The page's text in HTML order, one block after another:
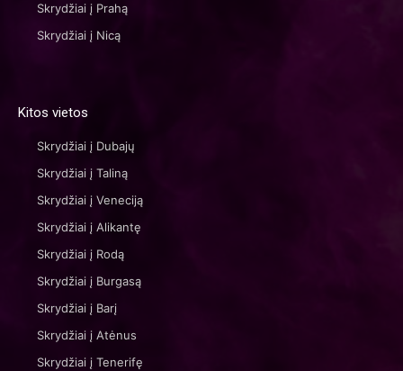
Skrydžiai į Prahą
Skrydžiai į Nicą
Kitos vietos
Skrydžiai į Dubajų
Skrydžiai į Taliną
Skrydžiai į Veneciją
Skrydžiai į Alikantę
Skrydžiai į Rodą
Skrydžiai į Burgasą
Skrydžiai į Barį
Skrydžiai į Atėnus
Skrydžiai į Tenerifę